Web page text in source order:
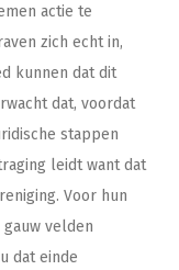
actie te
zich echt in,
kunnen dat dit
dat, voordat
stappen
leidt want dat
Voor hun
velden
dat einde